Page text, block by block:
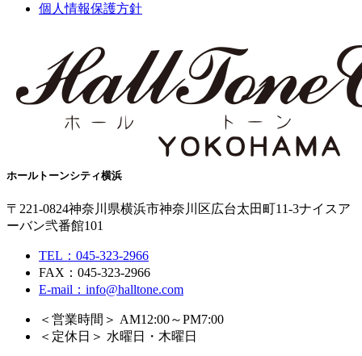
個人情報保護方針
ホールトーンシティ横浜
〒221-0824神奈川県横浜市神奈川区広台太田町11-3ナイスア
ーバン弐番館101
TEL：045-323-2966
FAX：045-323-2966
E-mail：info@halltone.com
＜営業時間＞ AM12:00～PM7:00
＜定休日＞ 水曜日・木曜日